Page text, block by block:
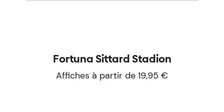
Fortuna Sittard Stadion
Affiches à partir de 19,95 €